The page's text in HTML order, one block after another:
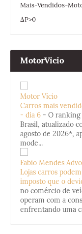
Mais-Vendidos-
ΔP>0
MotorVicio
Motor Vício
Carros mais
- dia 6 - O ranking
Brasil, atualizado
agosto de 2026*,
mode...
Fabio Mendes
Lojas carros
imposto que o
no comércio de
operam com a
enfrentando uma